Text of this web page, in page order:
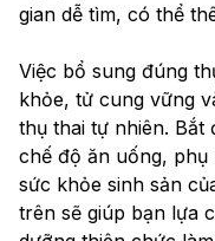
gian dễ tìm, có thể
Việc bổ sung đúng
khỏe, tử cung vững
thụ thai tự nhiên.
chế độ ăn uống,
sức khỏe sinh sản
trên sẽ giúp bạn lựa